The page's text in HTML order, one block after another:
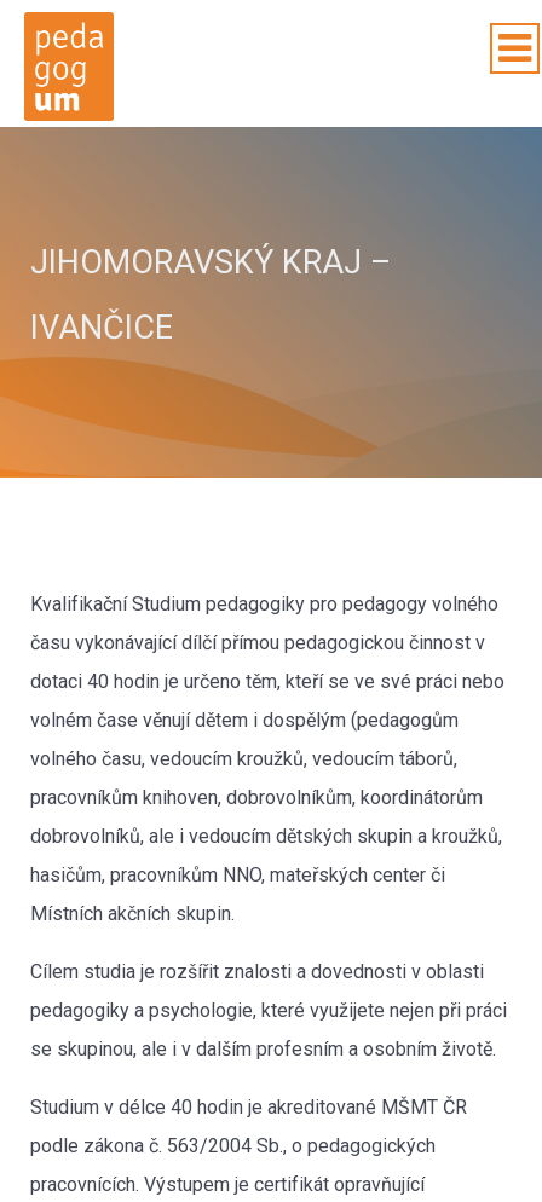
JIHOMORAVSKÝ KRAJ –
IVANČICE
Kvalifikační Studium pedagogiky pro pedagogy volného
času vykonávající dílčí přímou pedagogickou činnost v
dotaci 40 hodin je určeno těm, kteří se ve své práci nebo
volném čase věnují dětem i dospělým (pedagogům
volného času, vedoucím kroužků, vedoucím táborů,
pracovníkům knihoven, dobrovolníkům, koordinátorům
dobrovolníků, ale i vedoucím dětských skupin a kroužků,
hasičům, pracovníkům NNO, mateřských center či
Místních akčních skupin.
Cílem studia je rozšířit znalosti a dovednosti v oblasti
pedagogiky a psychologie, které využijete nejen při práci
se skupinou, ale i v dalším profesním a osobním životě.
Studium v délce 40 hodin je akreditované MŠMT ČR
podle zákona č. 563/2004 Sb., o pedagogických
pracovnících. Výstupem je certifikát opravňující